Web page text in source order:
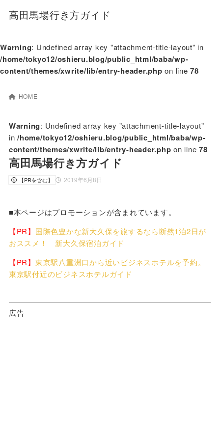
高田馬場行き方ガイド
Warning: Undefined array key "attachment-title-layout" in
/home/tokyo12/oshieru.blog/public_html/baba/wp-
content/themes/xwrite/lib/entry-header.php on line78
HOME
Warning: Undefined array key "attachment-title-layout"
in/home/tokyo12/oshieru.blog/public_html/baba/wp-
content/themes/xwrite/lib/entry-header.php on line78
高田馬場行き方ガイド
【PRを含む】 2019年6月8日
■本ページはプロモーションが含まれています。
【PR】 国際色豊かな新大久保を旅するなら断然1泊2日が
おススメ！ 新大久保宿泊ガイド
【PR】 東京駅八重洲口から近いビジネスホテルを予約。
東京駅付近のビジネスホテルガイド
広告